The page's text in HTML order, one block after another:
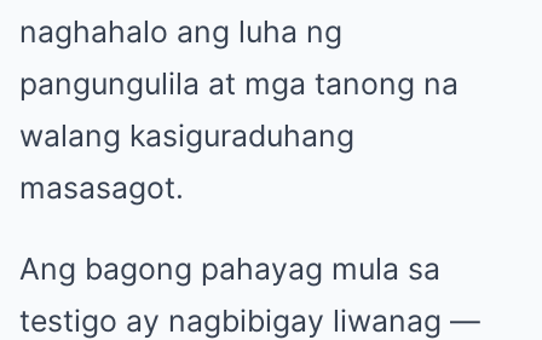
naghahalo ang luha ng
pangungulila at mga tanong na
walang kasiguraduhang
masasagot.
Ang bagong pahayag mula sa
testigo ay nagbibigay liwanag —